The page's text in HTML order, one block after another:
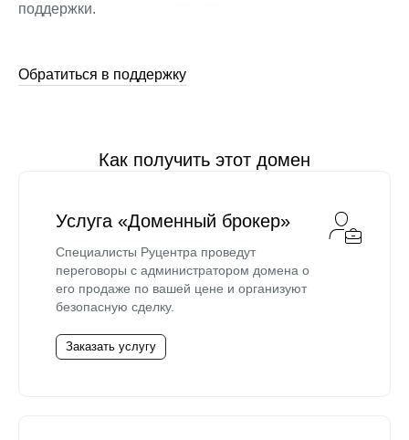
поддержки.
Обратиться в поддержку
Как получить этот домен
Услуга «Доменный брокер»
Специалисты Руцентра проведут
переговоры с администратором домена о
его продаже по вашей цене и организуют
безопасную сделку.
Заказать услугу